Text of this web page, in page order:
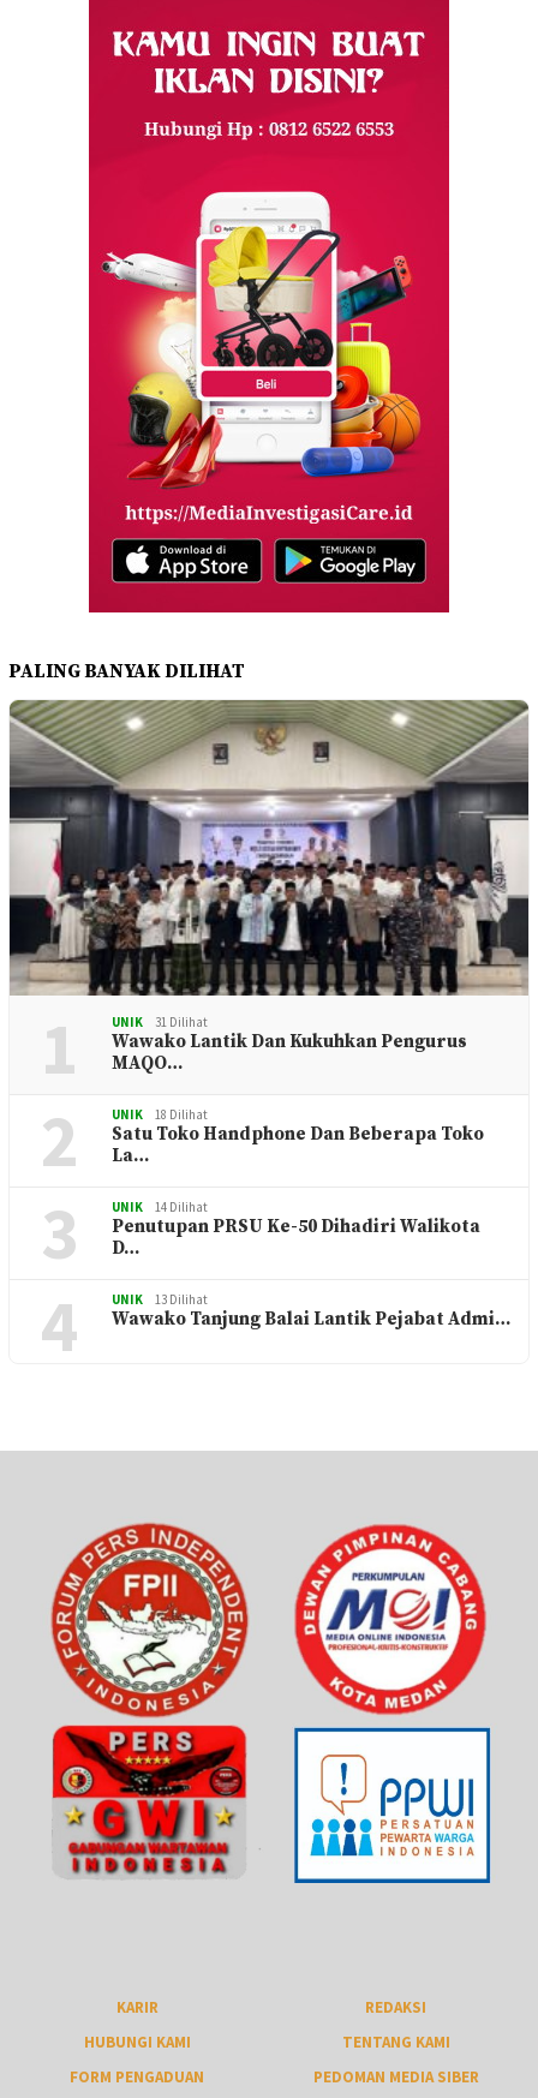
PALING BANYAK DILIHAT
1 UNIK 31 Dilihat
Wawako Lantik Dan Kukuhkan Pengurus
MAQO…
2 UNIK 18 Dilihat
Satu Toko Handphone Dan Beberapa Toko
La…
3 UNIK 14 Dilihat
Penutupan PRSU Ke-50 Dihadiri Walikota
D…
4 UNIK 13 Dilihat
Wawako Tanjung Balai Lantik Pejabat Admi…
KARIR
REDAKSI
HUBUNGI KAMI
TENTANG KAMI
FORM PENGADUAN
PEDOMAN MEDIA SIBER